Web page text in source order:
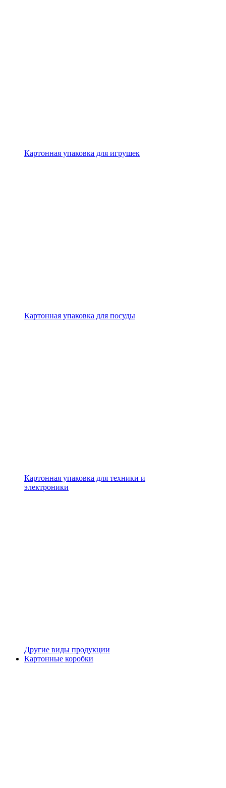
Картонная упаковка для игрушек
Картонная упаковка для посуды
Картонная упаковка для техники и
электроники
Другие виды продукции
Картонные коробки